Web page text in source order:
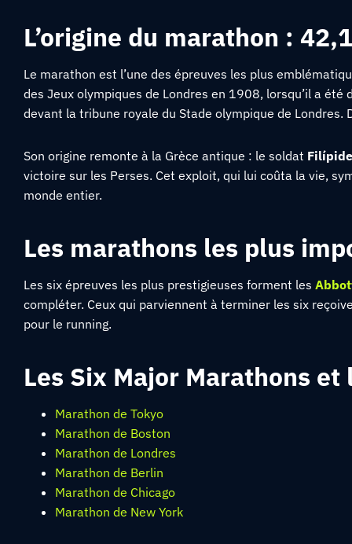
L’origine du marathon :
Le marathon est l’une des épreuves les plus
des Jeux olympiques de Londres en 1908, lorsqu’il a
devant la tribune royale du Stade olympique de Londres.
Son origine remonte à la Grèce antique : le soldat
victoire sur les Perses. Cet exploit, qui lui coûta la vie,
monde entier.
Les marathons les plus
Les six épreuves les plus prestigieuses forment les
compléter. Ceux qui parviennent à terminer les six
pour le running.
Les Six Major Marathons
Marathon de Tokyo
Marathon de Boston
Marathon de Londres
Marathon de Berlin
Marathon de Chicago
Marathon de New York